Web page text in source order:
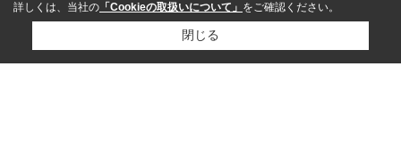
詳しくは、当社の 「Cookieの取扱いについて」 をご確認ください。
閉じる